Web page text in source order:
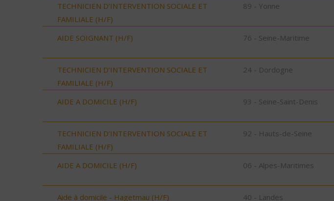
TECHNICIEN D’INTERVENTION SOCIALE ET
FAMILIALE (H/F)
89 - Yonne
AIDE SOIGNANT (H/F) 76 - Seine-Maritime
TECHNICIEN D’INTERVENTION SOCIALE ET
FAMILIALE (H/F)
24 - Dordogne
AIDE A DOMICILE (H/F) 93 - Seine-Saint-Denis
TECHNICIEN D’INTERVENTION SOCIALE ET
FAMILIALE (H/F)
92 - Hauts-de-Seine
AIDE A DOMICILE (H/F) 06 - Alpes-Maritimes
Aide à domicile - Hagetmau (H/F) 40 - Landes